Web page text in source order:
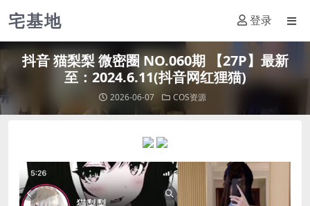
宅基地 登录
抖音 猫梨梨 微密圈 NO.060期 【27P】最新
至：2024.6.11(抖音网红狸猫)
2026-06-07 COS资源